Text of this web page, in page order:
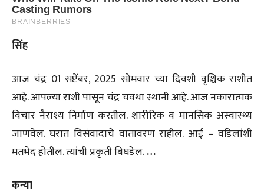
सिंह
आज चंद्र 01 सप्टेंबर, 2025 सोमवार च्या दिवशी वृश्चिक राशीत
आहे. आपल्या राशी पासून चंद्र चवथा स्थानी आहे. आज नकारात्मक
विचार नैराश्य निर्माण करतील. शारीरिक व मानसिक अस्वास्थ्य
जाणवेल. घरात विसंवादाचे वातावरण राहील. आई – वडिलांशी
मतभेद होतील. त्यांची प्रकृती बिघडेल.…
कन्या